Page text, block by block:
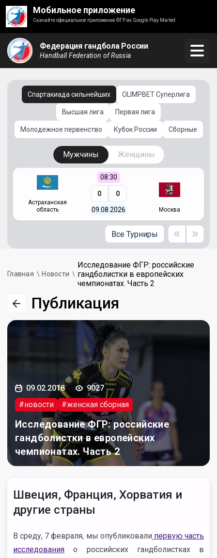
Мобильное приложение
Скачайте официальное приложение ФГР из Google Play Market
Федерация гандбола России
Handball Federation of Russia
Спартакиада сильнейших OLIMPBET Суперлига
Высшая лига Первая лига
Молодежное первенство Кубок России Сборные
Мужчины Женщины
Астраханская
область
08:30
0 0
09.08.2026 Москва
Все Турниры
Главная Новости
Исследование ФГР: российские
гандболистки в европейских
чемпионатах. Часть 2
Публикация
09.02.2018
9027
#новости
#женская сборная
Исследование ФГР: российские
гандболистки в европейских
чемпионатах. Часть 2
Швеция, Франция, Хорватия и
другие страны
В среду, 7 февраля, мы опубликовалипервую часть
исследования о российских гандболистках в